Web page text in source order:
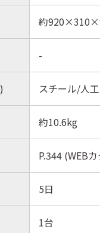
約
-
スチール/人
約10.6kg
P.344 (WEB
5日
1台